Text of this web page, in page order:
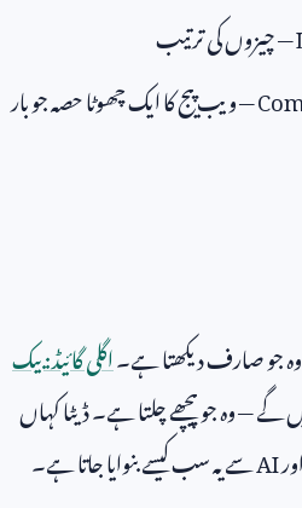
— چیزوں کی ترتیب
— ویب پیج کا ایک چھوٹا حصہ جو بار
جو صارف دیکھتا ہے۔اگلی گائیڈ: بیک
گے — وہ جو پیچھے چلتا ہے۔ ڈیٹا کہاں
AIسے یہ سب کیسے بنوایا جاتا ہے۔